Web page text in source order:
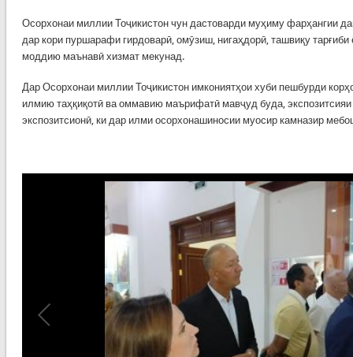
Осорхонаи миллии Тоҷикистон чун дастоварди муҳиму фарҳангии
дар кори пуршарафи гирдоварӣ, омӯзиш, нигаҳдорӣ, ташвиқу тарғиби
моддию маънавӣ хизмат мекунад.
Дар Осорхонаи миллии Тоҷикистон имкониятҳои хуби пешбурди
илмию таҳқиқотӣ ва оммавию маърифатӣ мавҷуд буда,
экспозитсионӣ, ки дар илми осорхонашиносии муосир камназир